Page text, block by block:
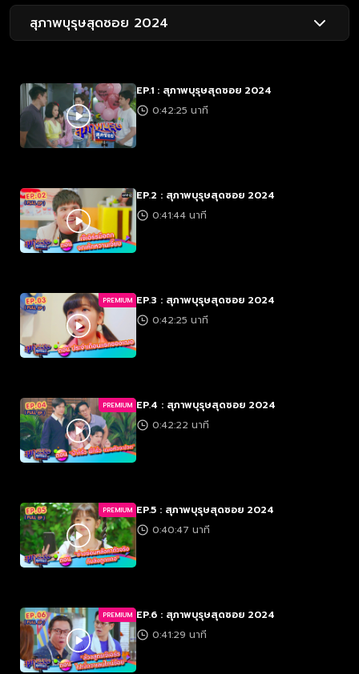
สุภาพบุรุษสุดซอย 2024
EP.1 : สุภาพบุรุษสุดซอย 2024
0:42:25 นาที
EP.2 : สุภาพบุรุษสุดซอย 2024
0:41:44 นาที
PREMIUM EP.3 : สุภาพบุรุษสุดซอย 2024
0:42:25 นาที
PREMIUM EP.4 : สุภาพบุรุษสุดซอย 2024
0:42:22 นาที
PREMIUM EP.5 : สุภาพบุรุษสุดซอย 2024
0:40:47 นาที
PREMIUM EP.6 : สุภาพบุรุษสุดซอย 2024
0:41:29 นาที